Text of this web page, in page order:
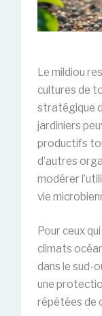
Le mildiou
cultures de
stratégique
jardiniers
productifs
d’autres
modérer
vie
Pour ceux
climats
dans le sud-
une
répétées de